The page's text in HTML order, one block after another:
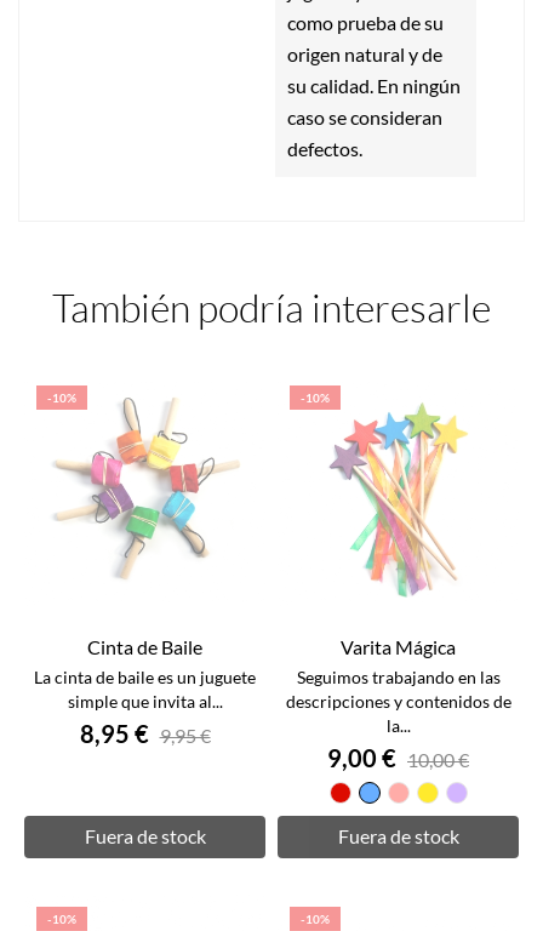
como prueba de su
origen natural y de
su calidad. En ningún
caso se consideran
defectos.
También podría interesarle
-10%
Cinta de Baile
La cinta de baile es un juguete
simple que invita al...
8,95 € 9,95 €
Fuera de stock
-10%
Varita Mágica
Seguimos trabajando en las
descripciones y contenidos de
la...
9,00 € 10,00 €
RojoAzulRosaAmarillo
Lila
Fuera de stock
-10% -10%